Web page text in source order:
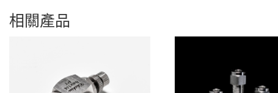
相關產品